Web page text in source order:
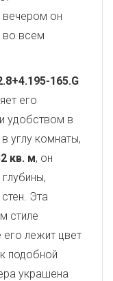
вечером он
во всем
165.G
его
удобством в
углу комнаты,
кв. м, он
Эта
стиле
его лежит цвет
подобной
украшена